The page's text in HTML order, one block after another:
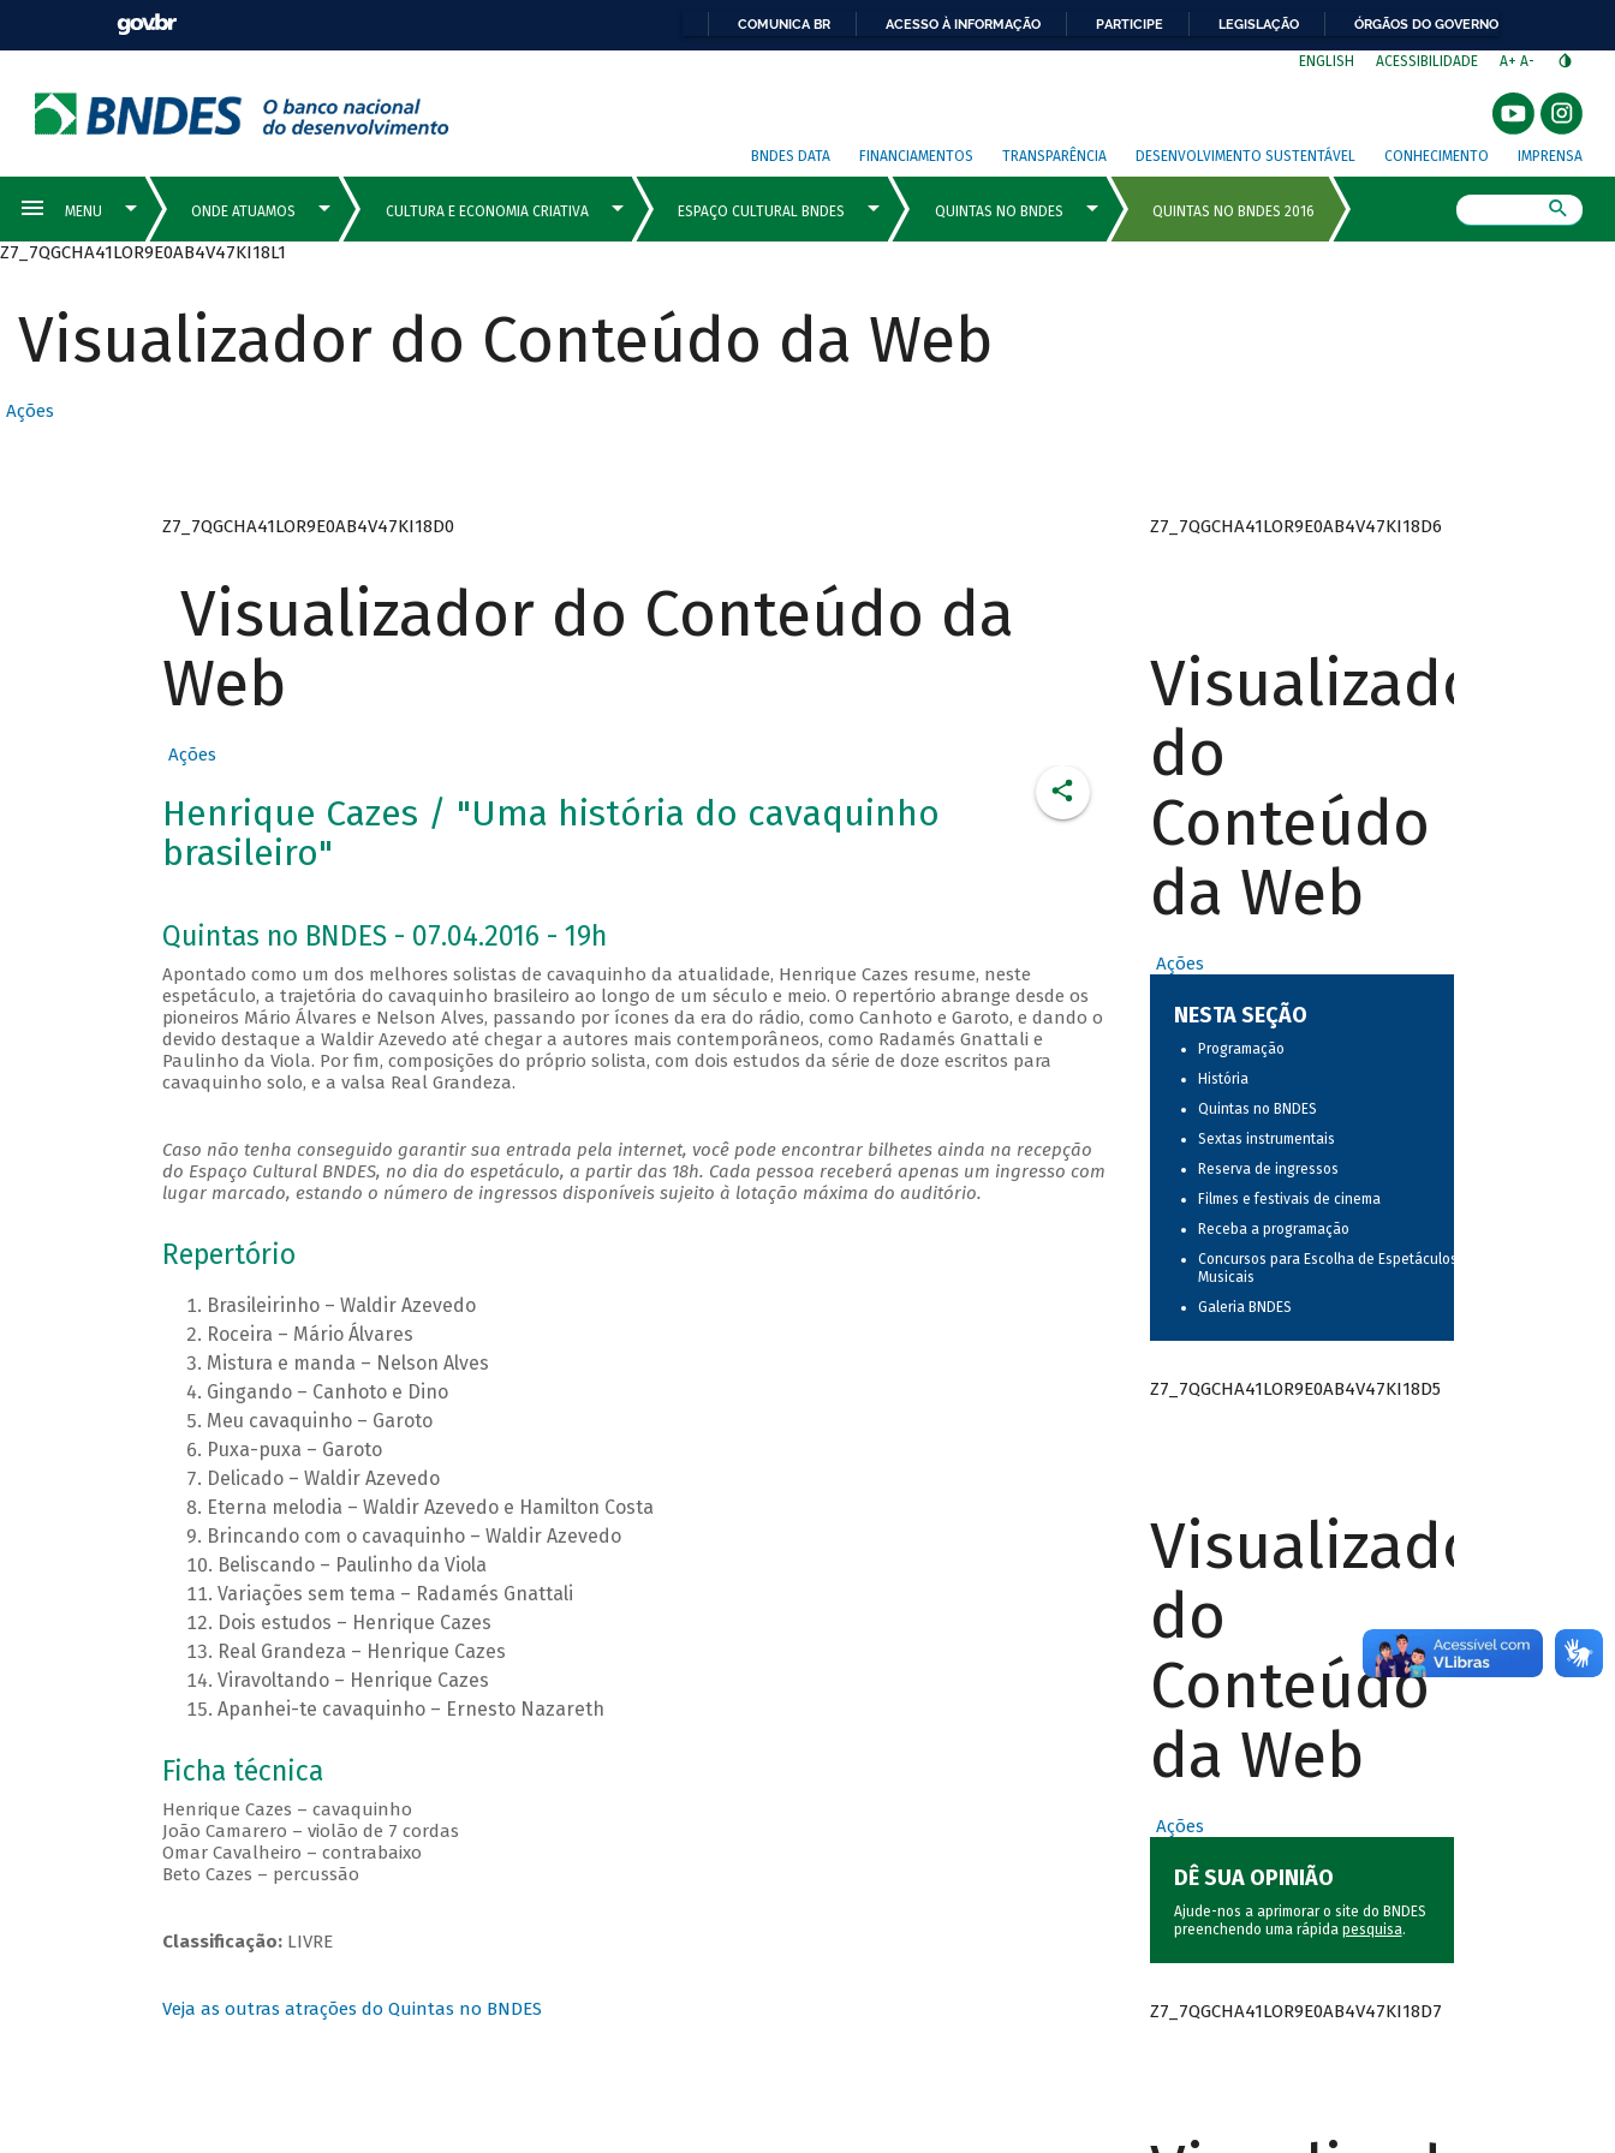
COMUNICA BR ACESSO À INFORMAÇÃO PARTICIPE LEGISLAÇÃO ÓRGÃOS DO GOVERNO
ENGLISH ACESSIBILIDADE A+ A-
BNDES DATA FINANCIAMENTOS TRANSPARÊNCIA DESENVOLVIMENTO SUSTENTÁVEL CONHECIMENTO IMPRENSA
Z7_7QGCHA41LOR9E0AB4V47KI18L1
Visualizador do Conteúdo da Web
Ações
Z7_7QGCHA41LOR9E0AB4V47KI18D0
Visualizador do Conteúdo da
Web
Ações
Henrique Cazes / "Uma história do cavaquinho
brasileiro"
Quintas no BNDES - 07.04.2016 - 19h
Apontado como um dos melhores solistas de cavaquinho da atualidade, Henrique Cazes resume, neste
espetáculo, a trajetória do cavaquinho brasileiro ao longo de um século e meio. O repertório abrange desde os
pioneiros Mário Álvares e Nelson Alves, passando por ícones da era do rádio, como Canhoto e Garoto, e dando o
devido destaque a Waldir Azevedo até chegar a autores mais contemporâneos, como Radamés Gnattali e
Paulinho da Viola. Por fim, composições do próprio solista, com dois estudos da série de doze escritos para
cavaquinho solo, e a valsa Real Grandeza.
Caso não tenha conseguido garantir sua entrada pela internet, você pode encontrar bilhetes ainda na recepção
do Espaço Cultural BNDES, no dia do espetáculo, a partir das 18h. Cada pessoa receberá apenas um ingresso com
lugar marcado, estando o número de ingressos disponíveis sujeito à lotação máxima do auditório.
Repertório
Brasileirinho – Waldir Azevedo
Roceira – Mário Álvares
Mistura e manda – Nelson Alves
Gingando – Canhoto e Dino
Meu cavaquinho – Garoto
Puxa-puxa – Garoto
Delicado – Waldir Azevedo
Eterna melodia – Waldir Azevedo e Hamilton Costa
Brincando com o cavaquinho – Waldir Azevedo
Beliscando – Paulinho da Viola
Variações sem tema – Radamés Gnattali
Dois estudos – Henrique Cazes
Real Grandeza – Henrique Cazes
Viravoltando – Henrique Cazes
Apanhei-te cavaquinho – Ernesto Nazareth
Ficha técnica
Henrique Cazes – cavaquinho
João Camarero – violão de 7 cordas
Omar Cavalheiro – contrabaixo
Beto Cazes – percussão
Classificação: LIVRE
Veja as outras atrações do Quintas no BNDES
Z7_7QGCHA41LOR9E0AB4V47KI18D6
Visualizador
do
Conteúdo
da Web
Ações
NESTA SEÇÃO
Programação
História
Quintas no BNDES
Sextas instrumentais
Reserva de ingressos
Filmes e festivais de cinema
Receba a programação
Concursos para Escolha de Espetáculos
Musicais
Galeria BNDES
Z7_7QGCHA41LOR9E0AB4V47KI18D5
Visualizador
do
Conteúdo
da Web
Ações
DÊ SUA OPINIÃO
Ajude-nos a aprimorar o site do BNDES
preenchendo uma rápida pesquisa.
Z7_7QGCHA41LOR9E0AB4V47KI18D7